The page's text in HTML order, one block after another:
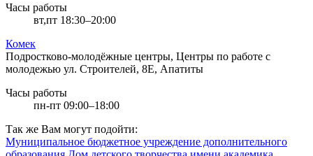
Часы работы
вт,пт 18:30–20:00
Комек
Подростково-молодёжные центры, Центры по работе с
молодежью ул. Строителей, 8Е, Апатиты
Часы работы
пн-пт 09:00–18:00
Так же Вам могут подойти:
Муниципальное бюджетное учреждение дополнительного